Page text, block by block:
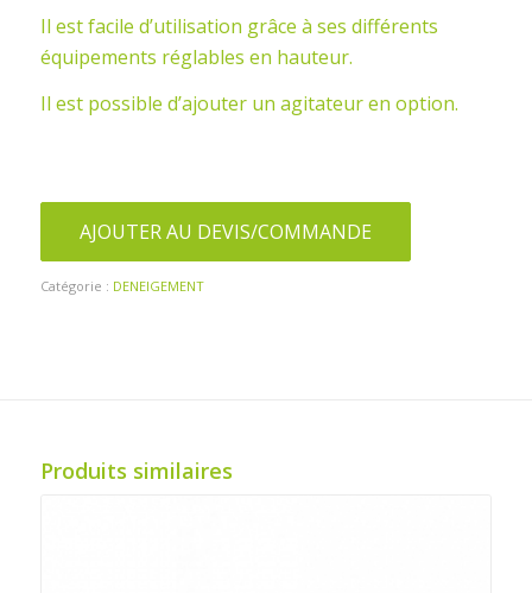
Il est facile d’utilisation grâce à ses différents
équipements réglables en hauteur.
Il est possible d’ajouter un agitateur en option.
AJOUTER AU DEVIS/COMMANDE
Catégorie : DENEIGEMENT
Produits similaires